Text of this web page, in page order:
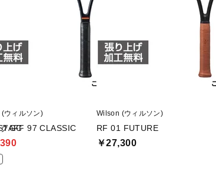
GC
ウィルソン)
97 CLASSIC
Wilson (ウィルソン)
RF 01 FUTURE
￥27,300